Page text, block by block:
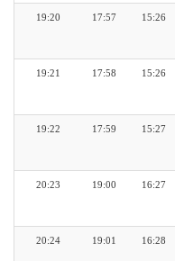
15:26
17:57
19:20
15:26
17:58
19:21
15:27
17:59
19:22
16:27
19:00
20:23
16:28
19:01
20:24